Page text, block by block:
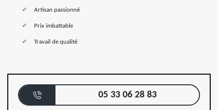
Artisan passionné
Prix imbattable
Travail de qualité
05 33 06 28 83